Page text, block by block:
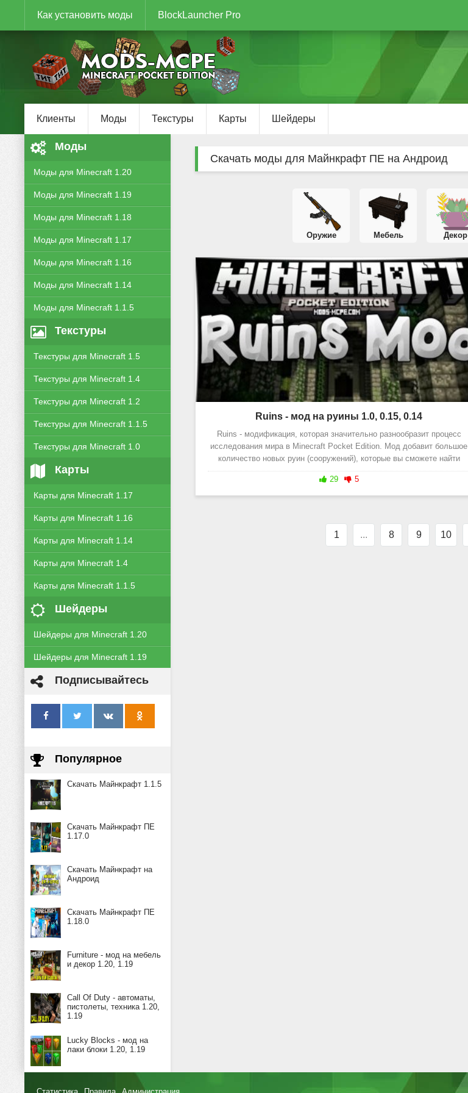
Как установить моды BlockLauncher Pro
Клиенты Моды Текстуры Карты Шейдеры
Моды
Моды для Minecraft 1.20
Моды для Minecraft 1.19
Моды для Minecraft 1.18
Моды для Minecraft 1.17
Моды для Minecraft 1.16
Моды для Minecraft 1.14
Моды для Minecraft 1.1.5
Текстуры
Текстуры для Minecraft 1.5
Текстуры для Minecraft 1.4
Текстуры для Minecraft 1.2
Текстуры для Minecraft 1.1.5
Текстуры для Minecraft 1.0
Карты
Карты для Minecraft 1.17
Карты для Minecraft 1.16
Карты для Minecraft 1.14
Карты для Minecraft 1.4
Карты для Minecraft 1.1.5
Шейдеры
Шейдеры для Minecraft 1.20
Шейдеры для Minecraft 1.19
Подписывайтесь
Популярное
Скачать Майнкрафт 1.1.5
Скачать Майнкрафт ПЕ
1.17.0
Скачать Майнкрафт на
Андроид
Скачать Майнкрафт ПЕ
1.18.0
Furniture - мод на мебель
и декор 1.20, 1.19
Call Of Duty - автоматы,
пистолеты, техника 1.20,
1.19
Lucky Blocks - мод на
лаки блоки 1.20, 1.19
Скачать моды для Майнкрафт ПЕ на Андроид
Оружие Мебель Декор
Ruins - мод на руины 1.0, 0.15, 0.14
Ruins - модификация, которая значительно разнообразит процесс
исследования мира в Minecraft Pocket Edition. Мод добавит большое
количество новых руин (сооружений), которые вы сможете найти
29 5
1 ... 8 9 10